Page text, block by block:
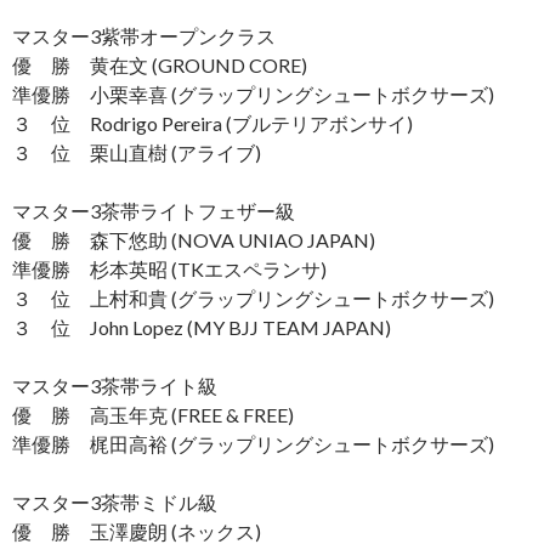
マスター3紫帯オープンクラス
優 勝 黄在文 (GROUND CORE)
準優勝 小栗幸喜 (グラップリングシュートボクサーズ)
３ 位 Rodrigo Pereira (ブルテリアボンサイ)
３ 位 栗山直樹 (アライブ)
マスター3茶帯ライトフェザー級
優 勝 森下悠助 (NOVA UNIAO JAPAN)
準優勝 杉本英昭 (TKエスペランサ)
３ 位 上村和貴 (グラップリングシュートボクサーズ)
３ 位 John Lopez (MY BJJ TEAM JAPAN)
マスター3茶帯ライト級
優 勝 高玉年克 (FREE & FREE)
準優勝 梶田高裕 (グラップリングシュートボクサーズ)
マスター3茶帯ミドル級
優 勝 玉澤慶朗 (ネックス)